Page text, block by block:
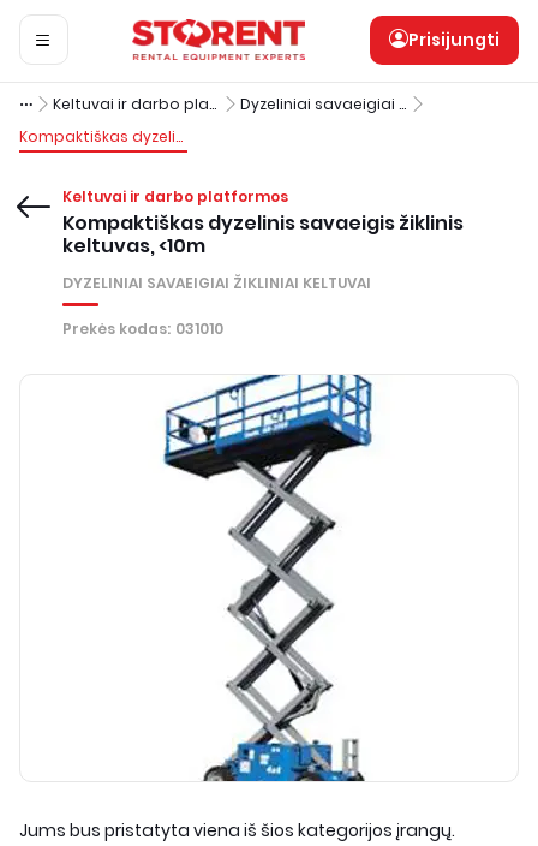
Prisijungti
Keltuvai ir darbo platformos
Dyzeliniai savaeigiai žikliniai keltuvai
Kompaktiškas dyzelinis savaeigis žiklinis keltuvas, <10m
Keltuvai ir darbo platformos
Kompaktiškas dyzelinis savaeigis žiklinis
keltuvas, <10m
DYZELINIAI SAVAEIGIAI ŽIKLINIAI KELTUVAI
Prekės kodas: 031010
Jums bus pristatyta viena iš šios kategorijos įrangų.